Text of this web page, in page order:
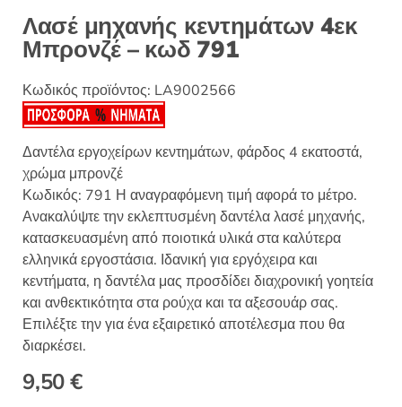
Λασέ μηχανής κεντημάτων 4εκ
Μπρονζέ – κωδ 791
Κωδικός προϊόντος: LA9002566
Δαντέλα εργοχείρων κεντημάτων, φάρδος 4 εκατοστά,
χρώμα μπρονζέ
Κωδικός: 791 Η αναγραφόμενη τιμή αφορά το μέτρο.
Ανακαλύψτε την εκλεπτυσμένη δαντέλα λασέ μηχανής,
κατασκευασμένη από ποιοτικά υλικά στα καλύτερα
ελληνικά εργοστάσια. Ιδανική για εργόχειρα και
κεντήματα, η δαντέλα μας προσδίδει διαχρονική γοητεία
και ανθεκτικότητα στα ρούχα και τα αξεσουάρ σας.
Επιλέξτε την για ένα εξαιρετικό αποτέλεσμα που θα
διαρκέσει.
9,50€